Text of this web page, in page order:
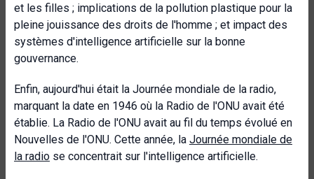
et les filles ; implications de la pollution plastique pour la
pleine jouissance des droits de l'homme ; et impact des
systèmes d'intelligence artificielle sur la bonne
gouvernance.
Enfin, aujourd'hui était la Journée mondiale de la radio,
marquant la date en 1946 où la Radio de l'ONU avait été
établie. La Radio de l'ONU avait au fil du temps évolué en
Nouvelles de l'ONU. Cette année, la Journée mondiale de
la radio se concentrait sur l'intelligence artificielle.